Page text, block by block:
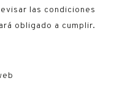
las condiciones
obligado a cumplir.